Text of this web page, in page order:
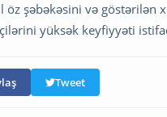
öz şəbəkəsini və
yüksək keyfiyyəti
Tweet